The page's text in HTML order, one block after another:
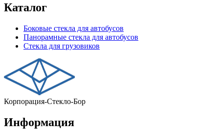
Каталог
Боковые стекла для автобусов
Панорамные стекла для автобусов
Стекла для грузовиков
Корпорация-Стекло-Бор
Информация